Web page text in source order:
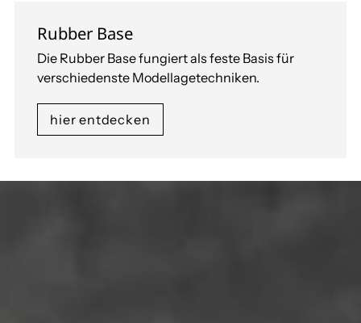
Rubber Base
Die Rubber Base fungiert als feste Basis für
verschiedenste Modellagetechniken.
hier entdecken